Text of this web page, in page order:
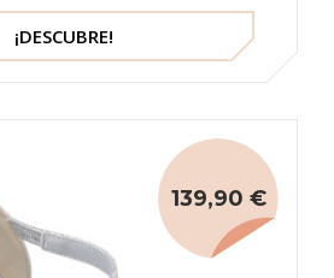
¡DESCUBRE!
139,90 €